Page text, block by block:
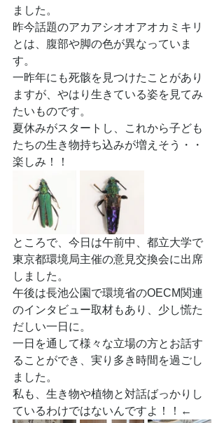
ました。
昨今話題のアカアシオオアオカミキリ
とは、腹部や脚の色が異なっていま
す。
一昨年にも死骸を見つけたことがあり
ますが、やはり生きている姿を見てみ
たいものです。
夏休みがスタートし、これから子ども
たちの生き物持ち込みが増えそう・・
楽しみ！！
ところで、今日は午前中、都立大学で
東京都環境局主催の意見交換会に出席
しました。
午後は長池公園で環境省のOECM関連
のインタビュー取材もあり、少し慌た
だしい一日に。
一日を通して様々な立場の方とお話す
ることができ、実り多き時間を過ごし
ました。
私も、生き物や植物と対話ばっかりし
ているわけではないんですよ！！←